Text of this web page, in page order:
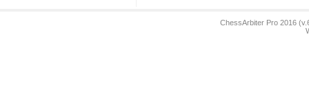
ChessArbiter Pro 2016